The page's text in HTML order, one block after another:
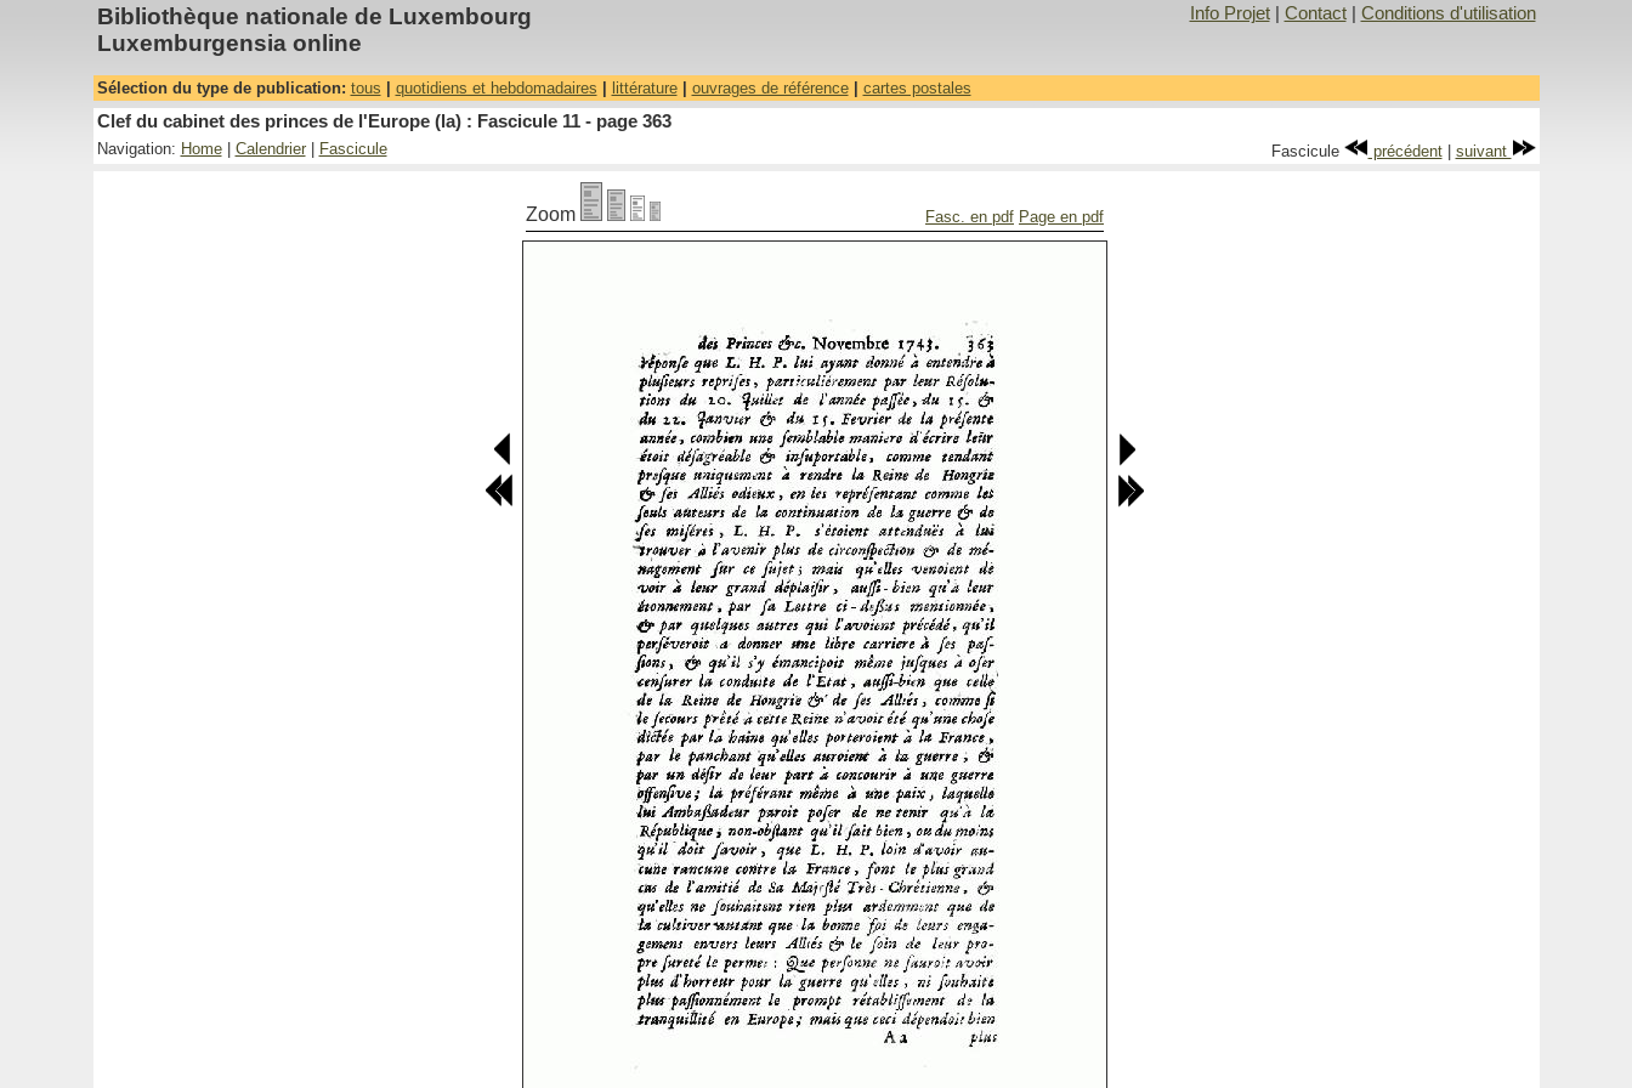
Bibliothèque nationale de Luxembourg
Luxemburgensia online
Info Projet| Contact| Conditions d'utilisation
Sélection du type de publication: tous quotidiens et hebdomadaires littérature| ouvrages de référence| cartes postales
Clef du cabinet des princes de l'Europe (la) : Fascicule 11 - page 363
Navigation: Home| Calendrier| Fascicule Fascicule précédent| suivant
Zoom Fasc. en pdf Page en pdf